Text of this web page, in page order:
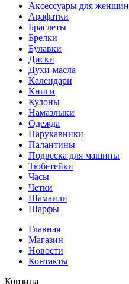
Аксессуары для женщин
Арафатки
Браслеты
Брелки
Булавки
Диски
Духи-масла
Календари
Книги
Кулоны
Намазлыки
Одежда
Нарукавники
Палантины
Подвеска для машины
Тюбетейки
Часы
Четки
Шамаили
Шарфы
Главная
Магазин
Новости
Контакты
Корзина